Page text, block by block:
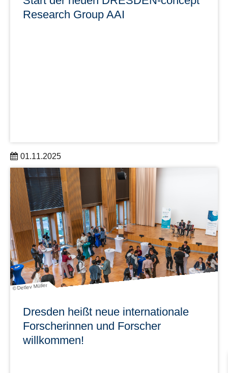
Research Group AAI
01.11.2025
Die DDc Research Group AAI wurde von der TUD und
dem Institut für Softwaremethoden zur
Produkt‑Virtualisierung im Rahmen des ScaDS.AI zum 1.
November 2025 eingerichtet.
mehr erfahren
© Detlev Müller
Dresden heißt neue internationale
Forscherinnen und Forscher
willkommen!